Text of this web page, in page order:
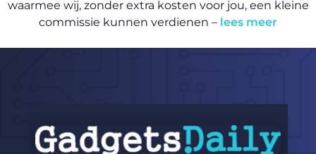
waarmee wij, zonder extra kosten voor jou, een kleine
commissie kunnen verdienen – lees meer